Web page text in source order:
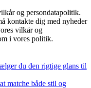
og persondatapolitik.
kontakte dig med nyheder
vilkår og
i vores politik.
du den rigtige glans til
matche både stil og